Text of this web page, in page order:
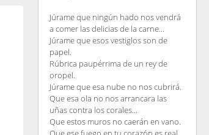
Júrame que ningún hado nos vendrá
a comer las delicias de la carne...
Júrame que esos vestiglos son de
papel.
Rúbrica paupérrima de un rey de
oropel.
Júrame que esa nube no nos cubrirá.
Que esa ola no nos arrancara las
uñas contra los corales...
Que estos muros no caerán en vano.